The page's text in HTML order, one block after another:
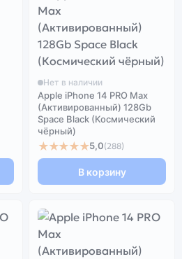
Нет в наличии
Apple iPhone 14 PRO Max
(Активированный) 128Gb
Space Black (Космический
чёрный)
★★★★★5,0(288)
В корзину